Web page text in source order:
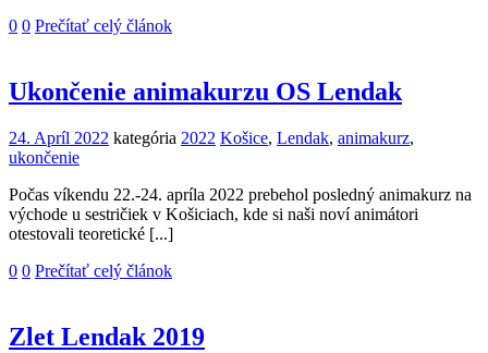
0 0 Prečítať celý článok
Ukončenie animakurzu OS Lendak
24. Apríl 2022 kategória 2022 Košice, Lendak, animakurz,
ukončenie
Počas víkendu 22.-24. apríla 2022 prebehol posledný animakurz na
východe u sestričiek v Košiciach, kde si naši noví animátori
otestovali teoretické [...]
0 0 Prečítať celý článok
Zlet Lendak 2019